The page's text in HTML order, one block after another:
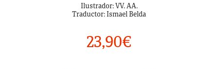
Ilustrador: VV. AA.
Traductor: Ismael Belda
23,90€